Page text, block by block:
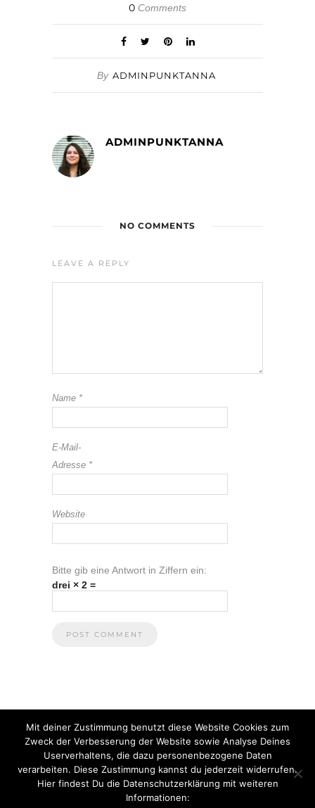
0 Comments
By ADMINPUNKTANNA
ADMINPUNKTANNA
NO COMMENTS
LEAVE A REPLY
Name *
E-Mail-
Adresse *
Website
Bitte gib eine Antwort in Ziffern ein:
drei × 2 =
Mit deiner Zustimmung benutzt diese Website Cookies zum
Zweck der Verbesserung der Website sowie Analyse Deines
Userverhaltens, die dazu personenbezogene Daten
verarbeiten. Diese Zustimmung kannst du jederzeit widerrufen.
Hier findest Du die Datenschutzerklärung mit weiteren
Informationen: